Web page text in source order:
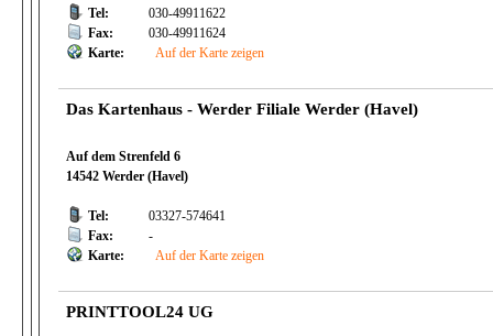
Tel:
030-49911622
Fax:
030-49911624
Karte:
Auf der Karte zeigen
Das Kartenhaus - Werder Filiale Werder (Havel)
Auf dem Strenfeld 6
14542 Werder (Havel)
Tel:
03327-574641
Fax:
-
Karte:
Auf der Karte zeigen
PRINTTOOL24 UG